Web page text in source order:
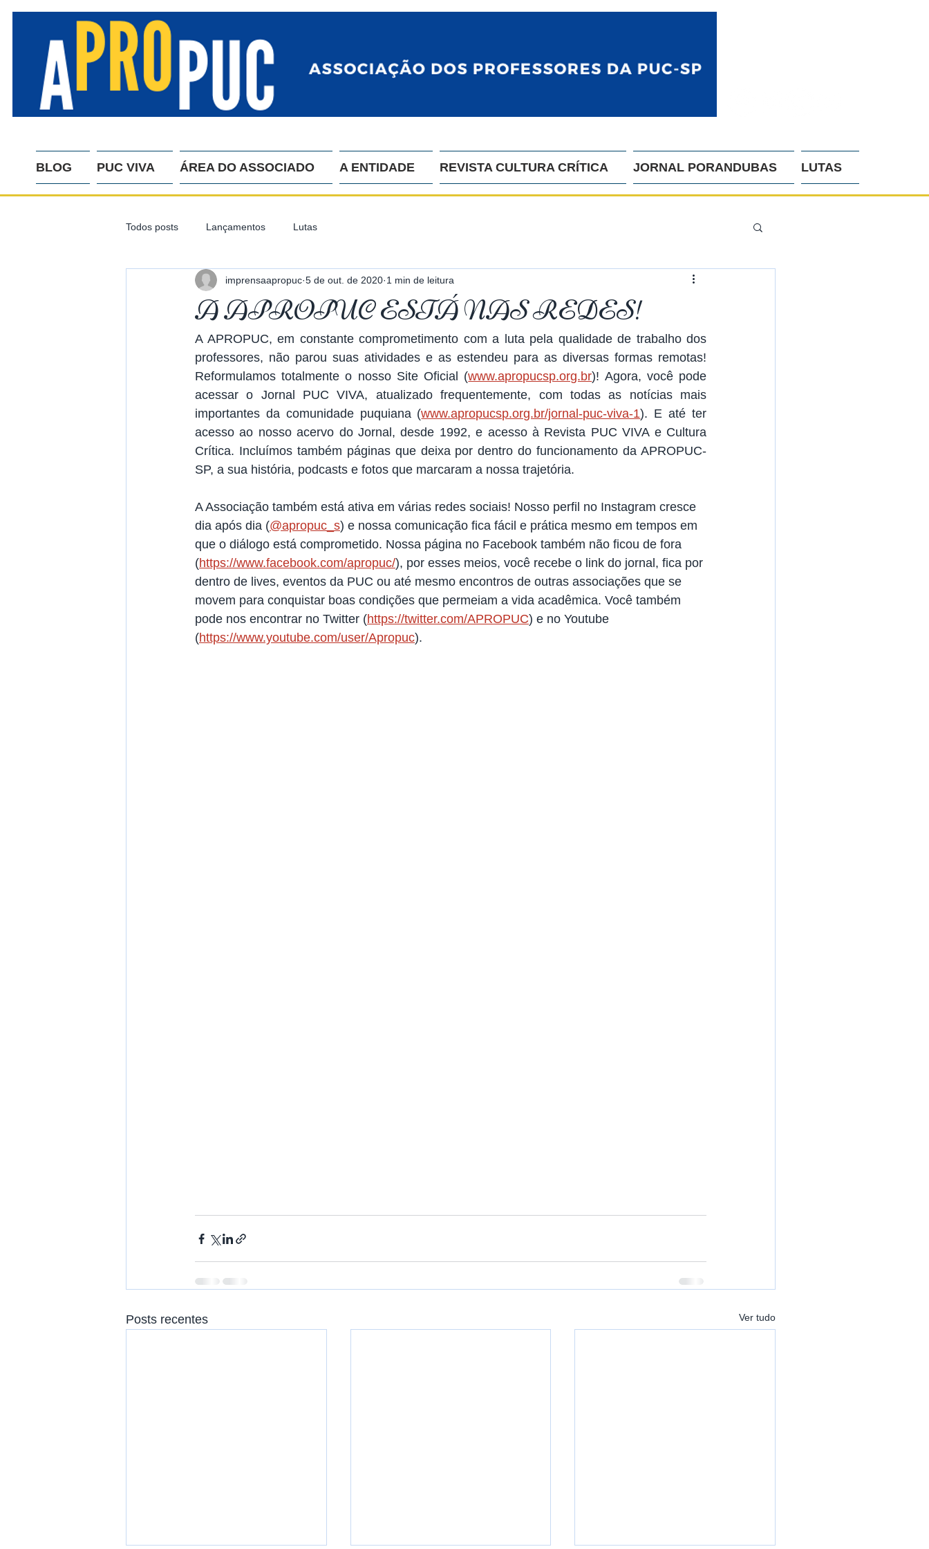
BLOG PUC VIVA ÁREA DO ASSOCIADO A ENTIDADE REVISTA CULTURA CRÍTICA JORNAL PORANDUBAS LUTAS
Todos posts Lançamentos Lutas
A APROPUC ESTÁ NAS REDES!
imprensaapropuc 5 de out. de 2020 1 min de leitura
A APROPUC, em constante comprometimento com a luta pela qualidade de trabalho dos
professores, não parou suas atividades e as estendeu para as diversas formas remotas!
Reformulamos totalmente o nosso Site Oficial (www.apropucsp.org.br)! Agora, você pode
acessar o Jornal PUC VIVA, atualizado frequentemente, com todas as notícias mais
importantes da comunidade puquiana (www.apropucsp.org.br/jornal-puc-viva-1). E até ter
acesso ao nosso acervo do Jornal, desde 1992, e acesso à Revista PUC VIVA e Cultura
Crítica. Incluímos também páginas que deixa por dentro do funcionamento da APROPUC-
SP, a sua história, podcasts e fotos que marcaram a nossa trajetória.
A Associação também está ativa em várias redes sociais! Nosso perfil no Instagram cresce
dia após dia (@apropuc_s) e nossa comunicação fica fácil e prática mesmo em tempos em
que o diálogo está comprometido. Nossa página no Facebook também não ficou de fora
(https://www.facebook.com/apropuc/), por esses meios, você recebe o link do jornal, fica por
dentro de lives, eventos da PUC ou até mesmo encontros de outras associações que se
movem para conquistar boas condições que permeiam a vida acadêmica. Você também
pode nos encontrar no Twitter (https://twitter.com/APROPUC) e no Youtube
(https://www.youtube.com/user/Apropuc).
Posts recentes Ver tudo